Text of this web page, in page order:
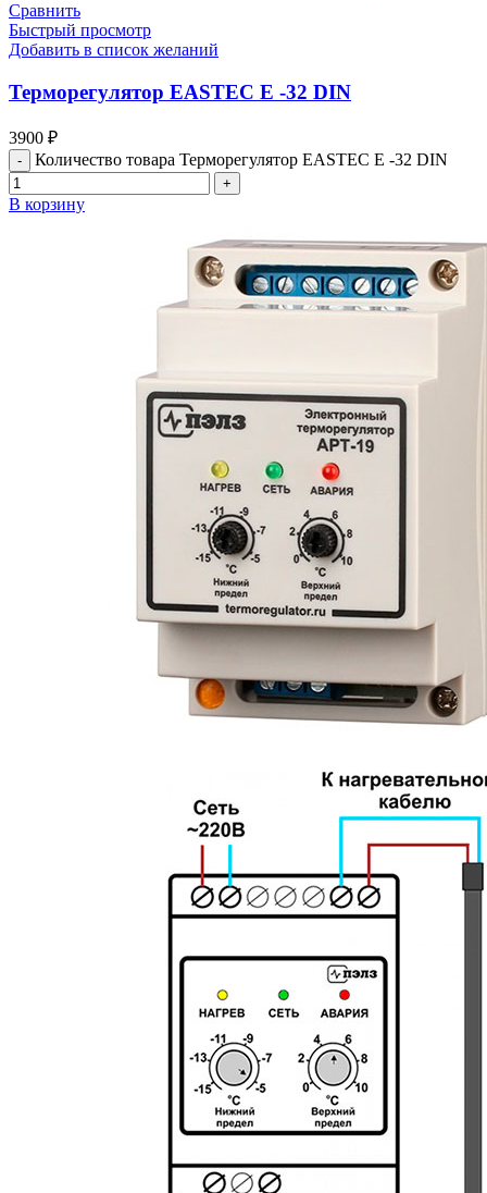
Сравнить
Быстрый просмотр
Добавить в список желаний
Терморегулятор EASTEC E -32 DIN
3900 ₽
Количество товара Терморегулятор EASTEC E -32 DIN
В корзину